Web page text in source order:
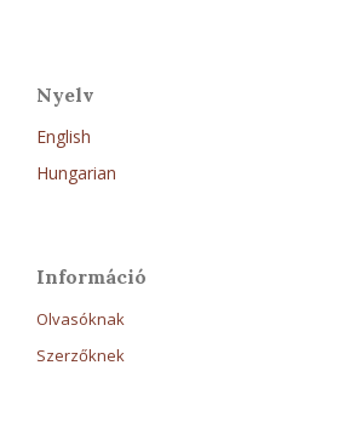
Nyelv
English
Hungarian
Információ
Olvasóknak
Szerzőknek